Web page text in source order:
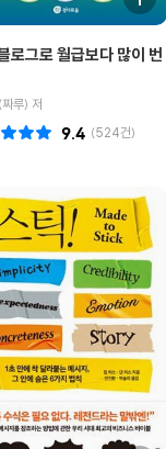
로그로 월급보다 많이 번
루) 저
(524건)
9.4